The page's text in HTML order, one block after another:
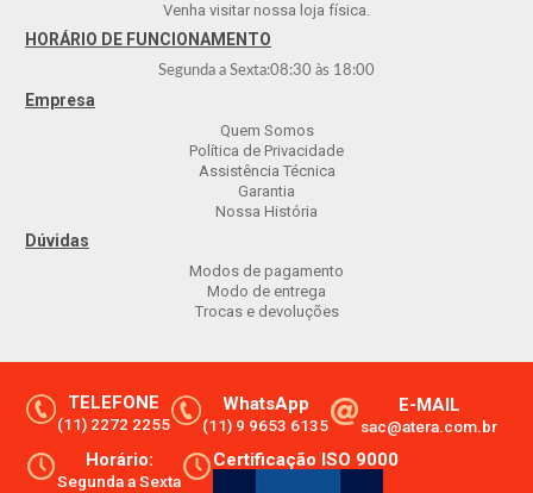
Venha visitar nossa loja física.
HORÁRIO DE FUNCIONAMENTO
Segunda a Sexta:08:30 às 18:00
Empresa
Quem Somos
Política de Privacidade
Assistência Técnica
Garantia
Nossa História
Dúvidas
Modos de pagamento
Modo de entrega
Trocas e devoluções
TELEFONE
(11) 2272 2255
WhatsApp
(11) 9 9653 6135
E-MAIL
sac@atera.com.br
Horário:
Segunda a Sexta
Certificação ISO 9000